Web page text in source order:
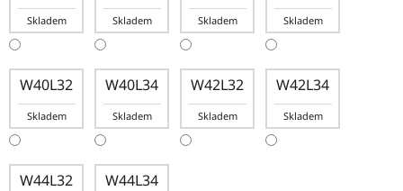
Skladem Skladem Skladem Skladem
W40L32
Skladem
W40L34
Skladem
W42L32
Skladem
W42L34
Skladem
W44L32 W44L34